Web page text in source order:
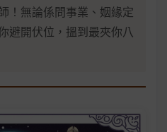
！無論係問事業、姻緣定
避開伏位，搵到最夾你八